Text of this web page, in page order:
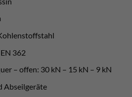
362
– offen: 30 kN – 15 kN – 9 kN
Abseilgeräte